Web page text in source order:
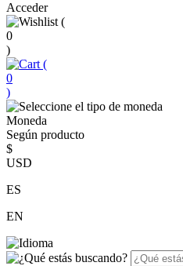
Acceder
(
0
)
(
0
)
Moneda
Según producto
$
USD
ES
EN